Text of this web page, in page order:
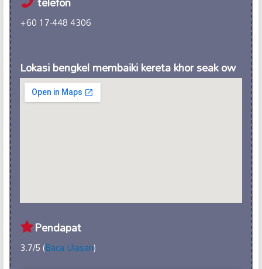
+60 17-448 4306
Lokasi bengkel membaiki kereta khor seak ow
Pendapat
3.7/5 (Baca Ulasan)